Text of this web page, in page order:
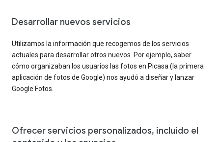
Desarrollar nuevos servicios
Utilizamos la información que recogemos de los servicios
actuales para desarrollar otros nuevos. Por ejemplo, saber
cómo organizaban los usuarios las fotos en Picasa (la primera
aplicación de fotos de Google) nos ayudó a diseñar y lanzar
Google Fotos.
Ofrecer servicios personalizados, incluido el